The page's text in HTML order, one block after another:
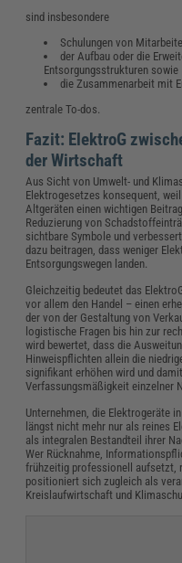
sind insbesondere
Schulungen von
der Aufbau oder die
Entsorgungsstrukturen sowie
die Zusammenarbeit mit
zentrale To-dos.
Fazit: ElektroG
der Wirtschaft
Aus Sicht von Umwelt- und
Elektrogesetzes konsequent,
Altgeräten einen wichtigen
Reduzierung von
sichtbare Symbole und
dazu beitragen, dass weniger
Entsorgungswegen landen.
Gleichzeitig bedeutet das
vor allem den Handel – einen
der von der Gestaltung von
logistische Fragen bis hin zur
wird bewertet, dass die
Hinweispflichten allein die
signifikant erhöhen wird und
Verfassungsmäßigkeit einzelner
Unternehmen, die Elektrogeräte
längst nicht mehr nur als reines
als integralen Bestandteil ihrer
Wer Rücknahme,
frühzeitig professionell aufsetzt,
positioniert sich zugleich als
Kreislaufwirtschaft und